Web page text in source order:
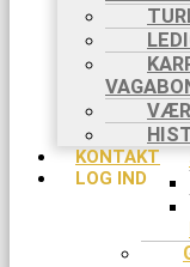
KONTAKT
LOG IND